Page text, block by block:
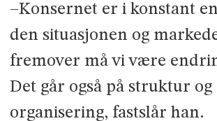
–Konsernet er i konstant
den situasjonen og
fremover må vi være
Det går også på struktur og
organisering, fastslår han.